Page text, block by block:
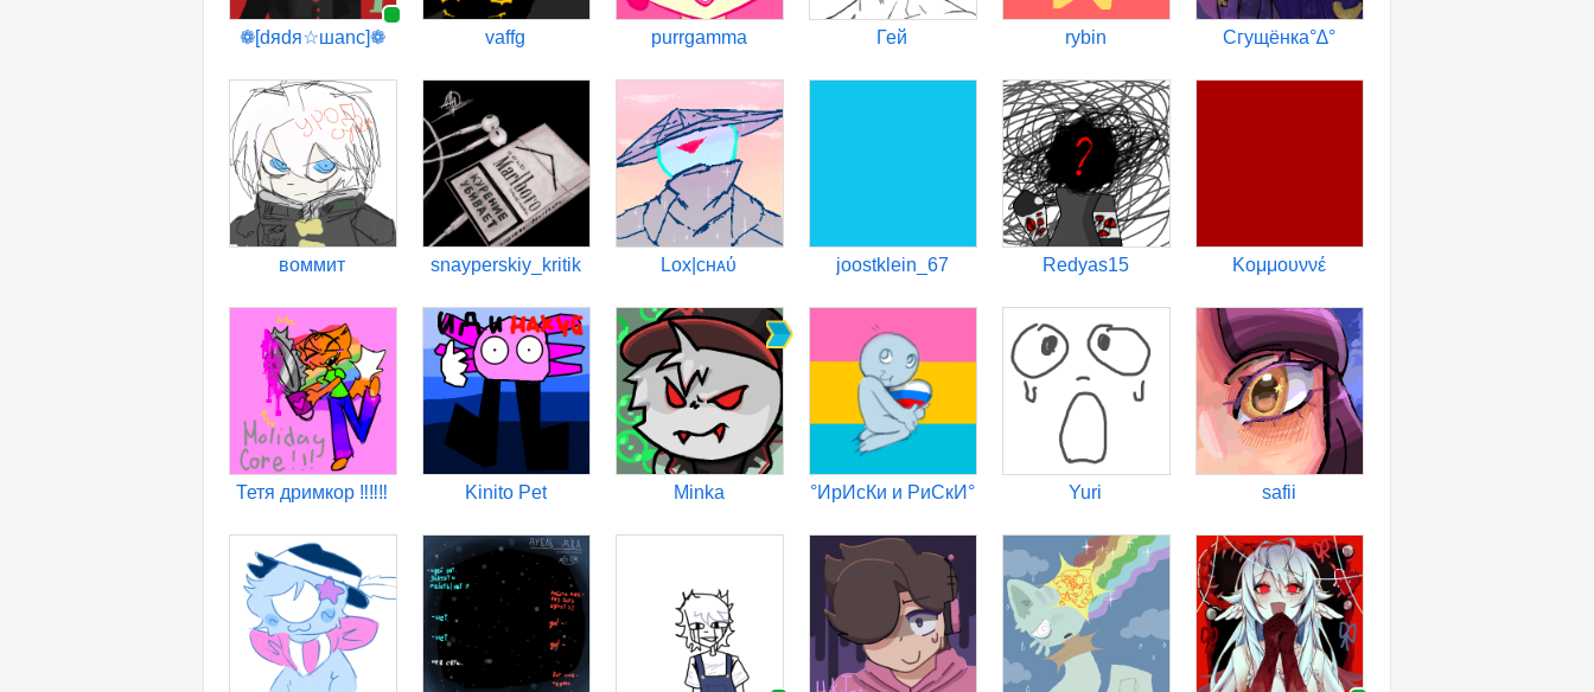
❁[dяdя☆шanс]❁ vaffg purrgamma Гей rybin Сгущёнка°∆°
воммит snayperskiy_kritik Lox|ᴄʜᴀύ joostklein_67 Redyas15 Κομμουννέ
Тетя дримкор ‼️‼️‼️ Kinito Pet Minka °ИрИсКи и РиСкИ° Yuri safii